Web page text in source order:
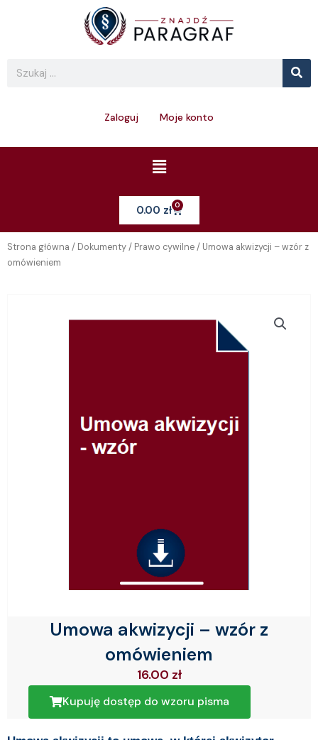
Search
Zaloguj Moje konto
Menu
0.00 zł 0Cart
Strona główna / Dokumenty/ Prawo cywilne/ Umowa akwizycji – wzór z
omówieniem
Umowa akwizycji – wzór z
omówieniem
16.00 zł
Kupuję dostęp do wzoru pisma